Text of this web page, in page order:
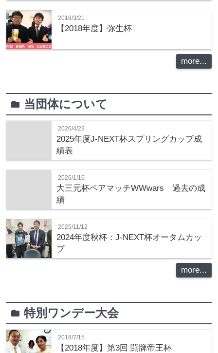
2018/3/21
【2018年度】弥生杯
more...
folder 当団体について
2026/4/23
2025年度J-NEXT杯スプリングカップ成
績表
2026/1/16
大三元杯ペアマッチWWwars 過去の成
績
2025/11/12
2024年度秋杯：J-NEXT杯オータムカッ
プ
more...
folder特別ワンデー大会
2018/7/15
【2018年度】第3回 闘牌帝王杯